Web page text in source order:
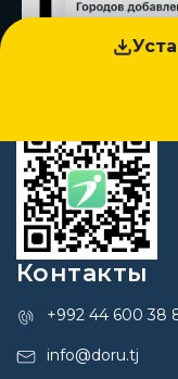
Контакты
+992 44 600 38
info@doru.tj